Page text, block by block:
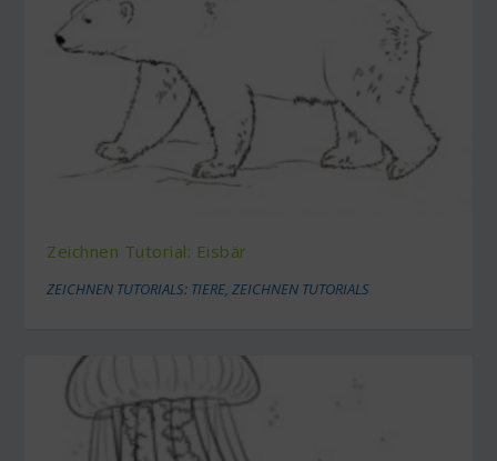
Zeichnen Tutorial: Eisbär
ZEICHNEN TUTORIALS: TIERE,ZEICHNEN TUTORIALS